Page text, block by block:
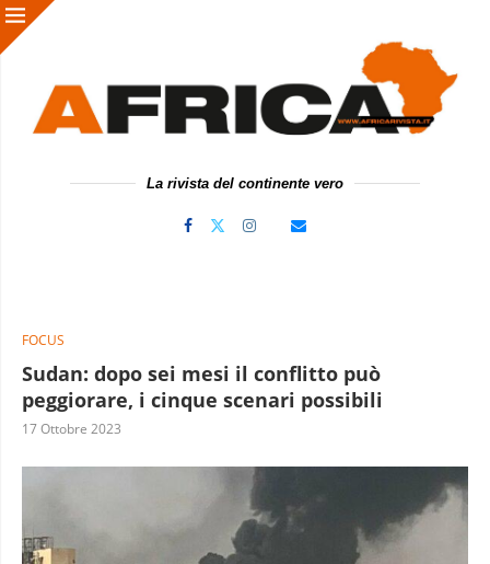
La rivista del continente vero
FOCUS
Sudan: dopo sei mesi il conflitto può
peggiorare, i cinque scenari possibili
17 Ottobre 2023